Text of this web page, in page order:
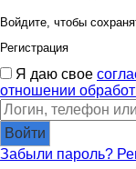
Войдите, чтобы
Регистрация
Я даю свое
отношении
Войти
Забыли пароль?